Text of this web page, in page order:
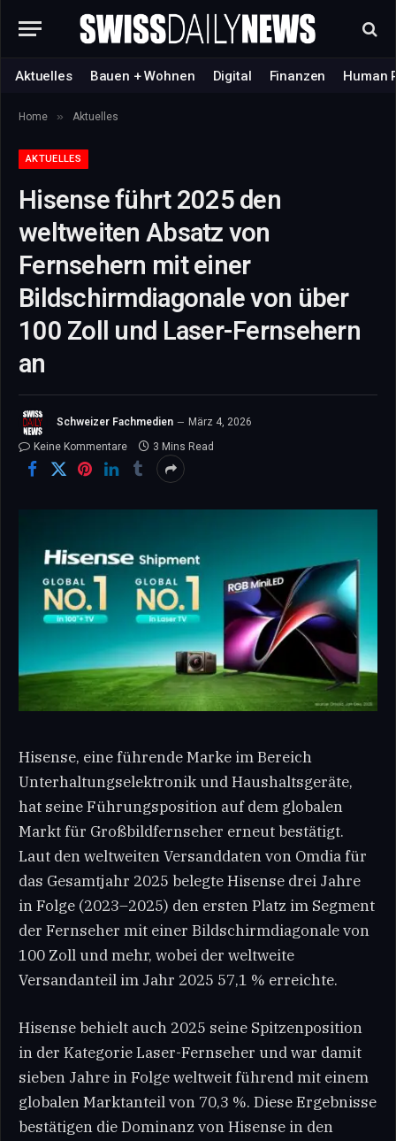
Aktuelles Bauen + Wohnen Digital Finanzen Human
Home » Aktuelles
AKTUELLES
Hisense führt 2025 den
weltweiten Absatz von
Fernsehern mit einer
Bildschirmdiagonale von über
100 Zoll und Laser-Fernsehern
an
Schweizer Fachmedien
März 4, 2026
Keine Kommentare
3 Mins Read
Hisense, eine führende Marke im Bereich
Unterhaltungselektronik und Haushaltsgeräte,
hat seine Führungsposition auf dem globalen
Markt für Großbildfernseher erneut bestätigt.
Laut den weltweiten Versanddaten von Omdia für
das Gesamtjahr 2025 belegte Hisense drei Jahre
in Folge (2023–2025) den ersten Platz im Segment
der Fernseher mit einer Bildschirmdiagonale von
100 Zoll und mehr, wobei der weltweite
Versandanteil im Jahr 2025 57,1 % erreichte.
Hisense behielt auch 2025 seine Spitzenposition
in der Kategorie Laser-Fernseher und war damit
sieben Jahre in Folge weltweit führend mit einem
globalen Marktanteil von 70,3 %. Diese Ergebnisse
bestätigen die Dominanz von Hisense in den